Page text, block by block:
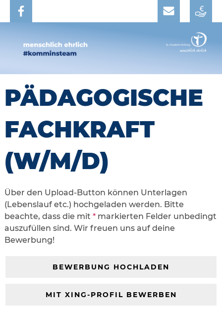
PÄDAGOGISCHE
FACHKRAFT
(W/M/D)
Über den Upload-Button können Unterlagen
(Lebenslauf etc.) hochgeladen werden. Bitte
beachte, dass die mit *markierten Felder unbedingt
auszufüllen sind. Wir freuen uns auf deine
Bewerbung!
BEWERBUNG HOCHLADEN
MIT XING-PROFIL BEWERBEN